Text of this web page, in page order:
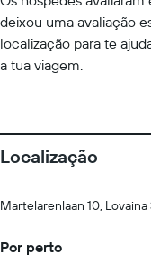
deixou uma avaliação
localização para te
a tua viagem.
Localização
Martelarenlaan 10, Lovaina
Por perto